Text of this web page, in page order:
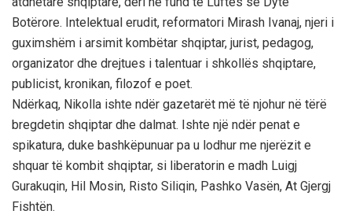
Botërore. Intelektual erudit, reformatori Mirash Ivanaj, njeri i
guximshëm i arsimit kombëtar shqiptar, jurist, pedagog,
organizator dhe drejtues i talentuar i shkollës shqiptare,
publicist, kronikan, filozof e poet.
Ndërkaq, Nikolla ishte ndër gazetarët më të njohur në tërë
bregdetin shqiptar dhe dalmat. Ishte një ndër penat e
spikatura, duke bashkëpunuar pa u lodhur me njerëzit e
shquar të kombit shqiptar, si liberatorin e madh Luigj
Gurakuqin, Hil Mosin, Risto Siliqin, Pashko Vasën, At Gjergj
Fishtën.